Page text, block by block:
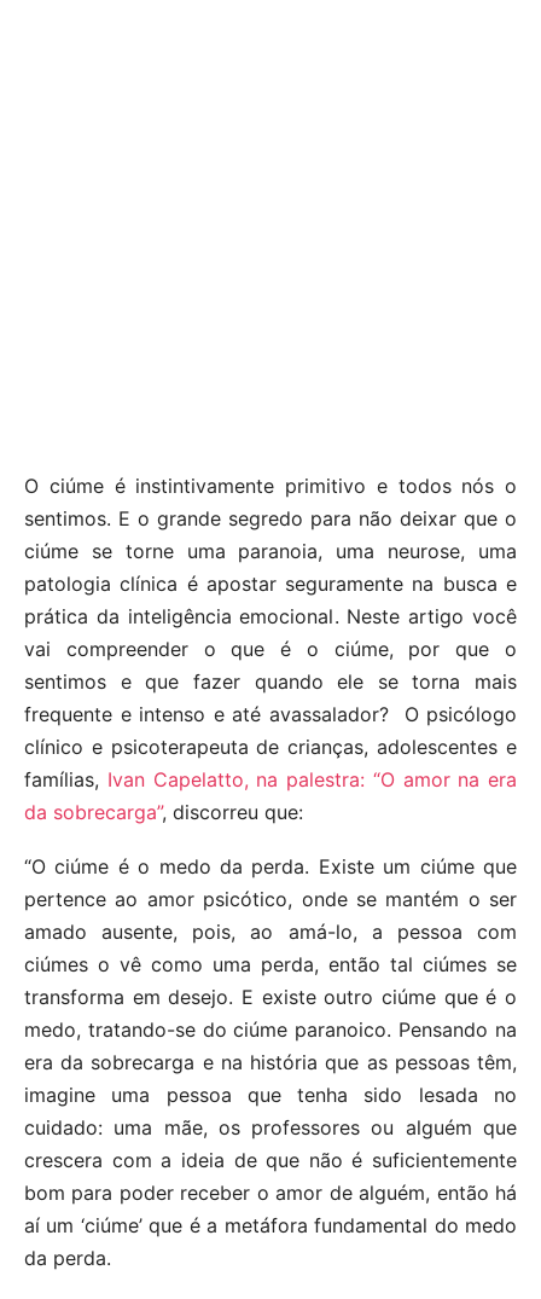
O ciúme é instintivamente primitivo e todos nós o
sentimos. E o grande segredo para não deixar que o
ciúme se torne uma paranoia, uma neurose, uma
patologia clínica é apostar seguramente na busca e
prática da inteligência emocional. Neste artigo você
vai compreender o que é o ciúme, por que o
sentimos e que fazer quando ele se torna mais
frequente e intenso e até avassalador? O psicólogo
clínico e psicoterapeuta de crianças, adolescentes e
famílias, Ivan Capelatto, na palestra: “O amor na era
da sobrecarga”, discorreu que:
“O ciúme é o medo da perda. Existe um ciúme que
pertence ao amor psicótico, onde se mantém o ser
amado ausente, pois, ao amá-lo, a pessoa com
ciúmes o vê como uma perda, então tal ciúmes se
transforma em desejo. E existe outro ciúme que é o
medo, tratando-se do ciúme paranoico. Pensando na
era da sobrecarga e na história que as pessoas têm,
imagine uma pessoa que tenha sido lesada no
cuidado: uma mãe, os professores ou alguém que
crescera com a ideia de que não é suficientemente
bom para poder receber o amor de alguém, então há
aí um ‘ciúme’ que é a metáfora fundamental do medo
da perda.